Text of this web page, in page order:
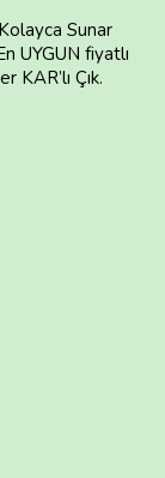
Sunar
UYGUN fiyatlı
KAR’lı Çık.